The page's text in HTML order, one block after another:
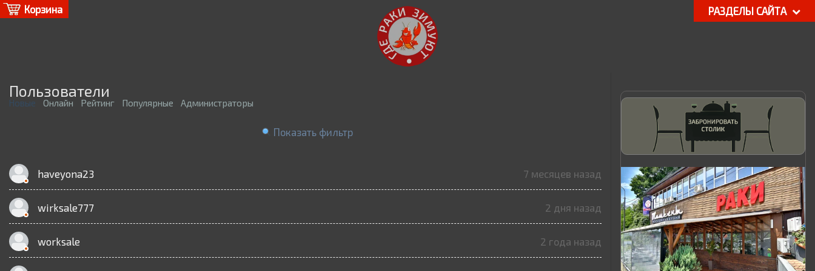
Корзина РАЗДЕЛЫ САЙТА
Пользователи
Новые Онлайн Рейтинг Популярные Администраторы
Показать фильтр
haveyona23 7 месяцев назад
wirksale777 2 дня назад
worksale 2 года назад